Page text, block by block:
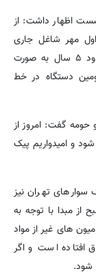
اظهار داشت: از
مهر شاغل جاری
داشتیم. روز اول مهرماه اولین متروباس بعد از حدود ۵ سال به صورت
دستگاه در خط
حومه گفت: امروز از
و امیدواریم پیک
سوارهای تهران نیز
از مبدا با توجه به
های غیر از مواد
افتاده است و اگر
شود.